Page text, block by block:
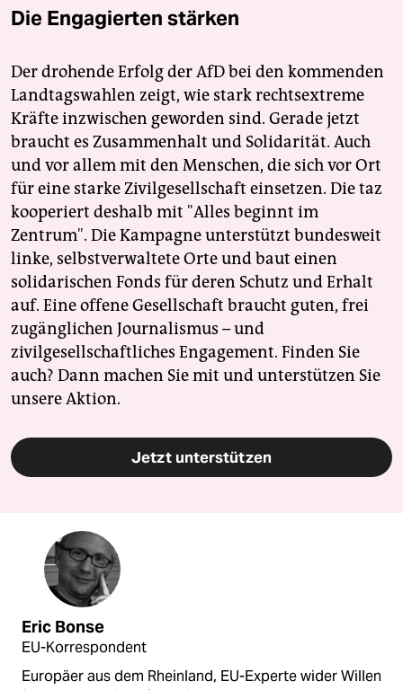
Die Engagierten stärken
Der drohende Erfolg der AfD bei den kommenden
Landtagswahlen zeigt, wie stark rechtsextreme
Kräfte inzwischen geworden sind. Gerade jetzt
braucht es Zusammenhalt und Solidarität. Auch
und vor allem mit den Menschen, die sich vor Ort
für eine starke Zivilgesellschaft einsetzen. Die taz
kooperiert deshalb mit "Alles beginnt im
Zentrum". Die Kampagne unterstützt bundesweit
linke, selbstverwaltete Orte und baut einen
solidarischen Fonds für deren Schutz und Erhalt
auf. Eine offene Gesellschaft braucht guten, frei
zugänglichen Journalismus – und
zivilgesellschaftliches Engagement. Finden Sie
auch? Dann machen Sie mit und unterstützen Sie
unsere Aktion.
Jetzt unterstützen
Eric Bonse
EU-Korrespondent
Europäer aus dem Rheinland, EU-Experte wider Willen